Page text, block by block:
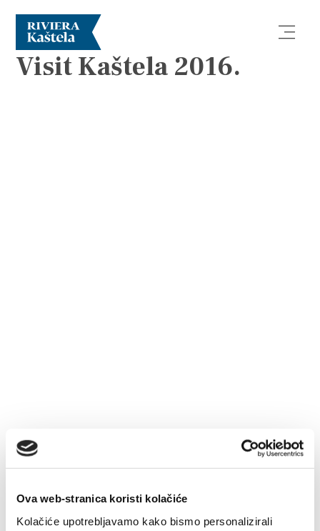
Ova web-stranica koristi kolačiće
Kolačiće upotrebljavamo kako bismo personalizirali
+385 21 227 933
BROSZURY
Visit Kaštela 2016.